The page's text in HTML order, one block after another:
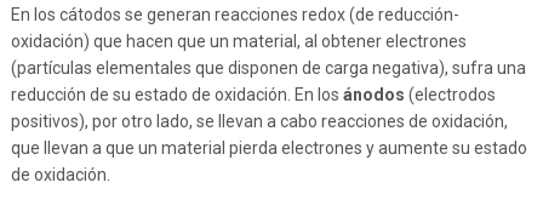
En los cátodos se generan reacciones redox (de reducción-
oxidación) que hacen que un material, al obtener electrones
(partículas elementales que disponen de carga negativa), sufra una
reducción de su estado de oxidación. En los ánodos (electrodos
positivos), por otro lado, se llevan a cabo reacciones de oxidación,
que llevan a que un material pierda electrones y aumente su estado
de oxidación.